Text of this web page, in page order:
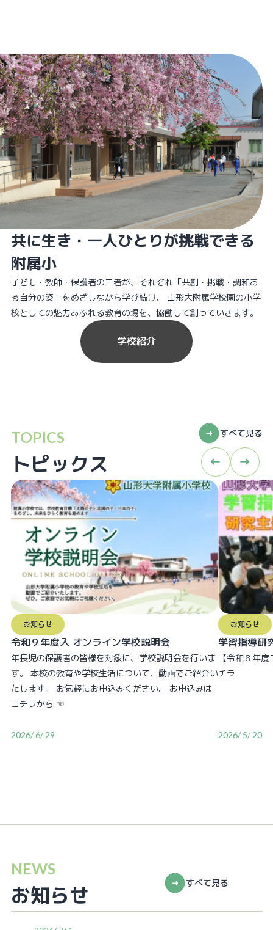
共に生き・一人ひとりが挑戦できる
附属小
子ども・教師・保護者の三者が、それぞれ「共創・挑戦・調和あ
る自分の姿」をめざしながら学び続け、 山形大附属学校園の小学
校としての魅力あふれる教育の場を、協働して創っていきます。
学校紹介
TOPICS
トピックス
すべて見る
お知らせ
令和９年度入 オンライン学校説明会
年長児の保護者の皆様を対象に、学校説明会を行いま
す。 本校の教育や学校生活について、動画でご紹介い
たします。 お気軽にお申込みください。 お申込みは
コチラから ☜
2026/ 6/ 29
お知らせ
学習指導研
【令和８年度二次
チラ
2026/ 5/ 20
NEWS
お知らせ すべて見る